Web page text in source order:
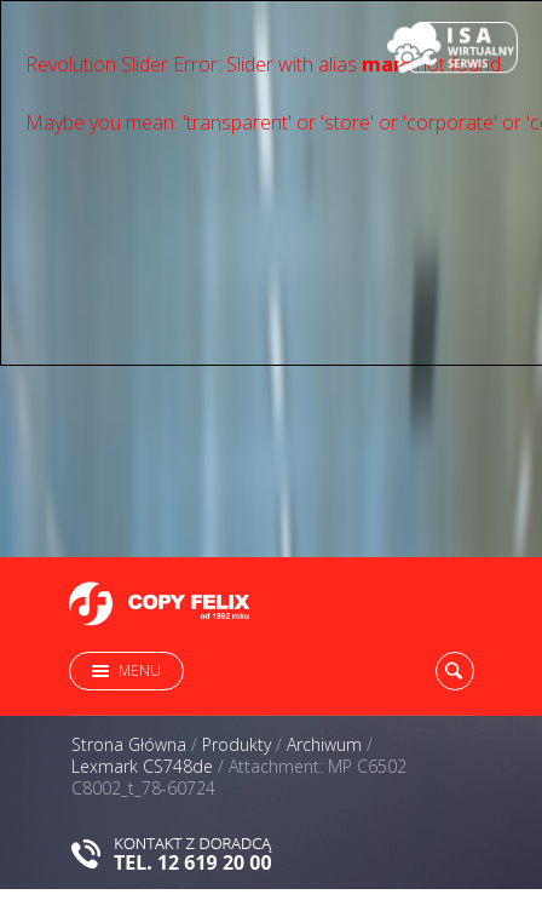
Revolution Slider Error: Slider with alias mainnot found.
Maybe you mean: 'transparent' or 'store' or 'сorporate' or
MENU
Strona Główna / Produkty/ Archiwum /
Lexmark CS748de / Attachment: MP C6502
C8002_t_78-60724